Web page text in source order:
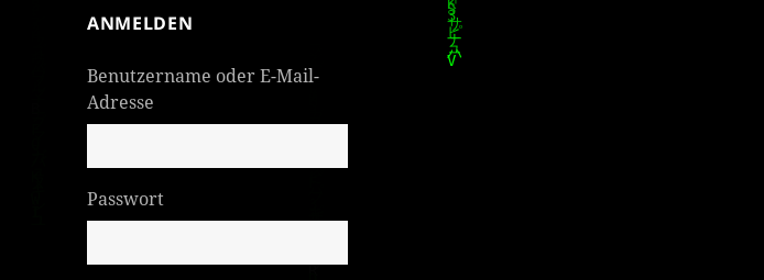
ANMELDEN
Benutzername oder E-Mail-
Adresse
Passwort